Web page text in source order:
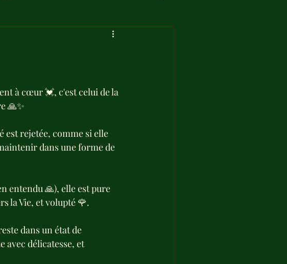
à cœur 💓, c'est celui de la
🙏✨
est rejetée, comme si elle
dans une forme de
entendu 🙏), elle est pure
la Vie, et volupté 🌹.
dans un état de
avec délicatesse, et